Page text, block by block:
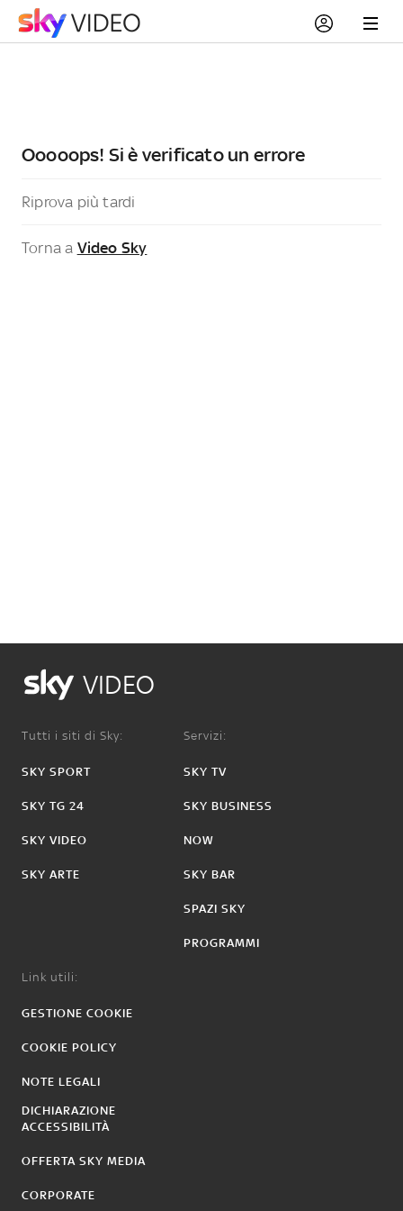
Ooooops! Si è verificato un errore
Riprova più tardi
Torna a Video Sky
VIDEO
Tutti i siti di Sky:
SKY SPORT
SKY TG 24
SKY VIDEO
SKY ARTE
Servizi:
SKY TV
SKY BUSINESS
NOW
SKY BAR
SPAZI SKY
PROGRAMMI
Link utili:
GESTIONE COOKIE
COOKIE POLICY
NOTE LEGALI
DICHIARAZIONE
ACCESSIBILITÀ
OFFERTA SKY MEDIA
CORPORATE